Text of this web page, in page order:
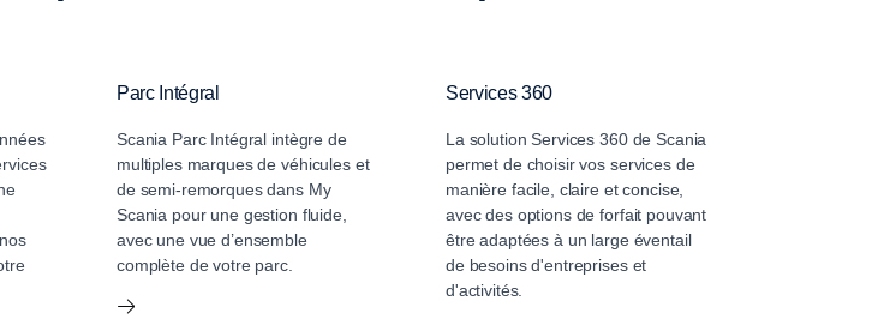
Parc Intégral
Scania Parc Intégral intègre de
multiples marques de véhicules et
de semi-remorques dans My
Scania pour une gestion fluide,
avec une vue d’ensemble
complète de votre parc.
Services 360
La solution Services 360 de Scania
permet de choisir vos services de
manière facile, claire et concise,
avec des options de forfait pouvant
être adaptées à un large éventail
de besoins d'entreprises et
d'activités.